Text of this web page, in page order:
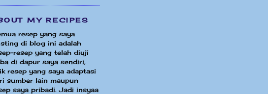
MY RECIPES
resep yang saya
di blog ini adalah
resep yang telah diuji
di dapur saya sendiri,
resep yang saya adaptasi
sumber lain maupun
saya pribadi. Jadi insyaa